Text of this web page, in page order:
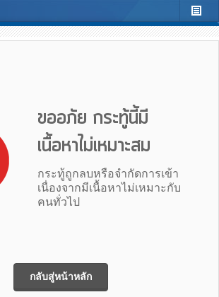
ขออภัย กระทู้นี้มี
เนื้อหาไม่เหมาะสม
กระทู้ถูกลบหรือจำกัดการเข้า
เนื่องจากมีเนื้อหาไม่เหมาะกับ
คนทั่วไป
กลับสู่หน้าหลัก